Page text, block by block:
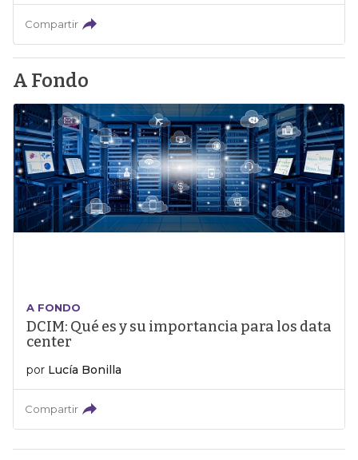
Compartir
A Fondo
A FONDO
DCIM: Qué es y su importancia para los data
center
por Lucía Bonilla
Compartir